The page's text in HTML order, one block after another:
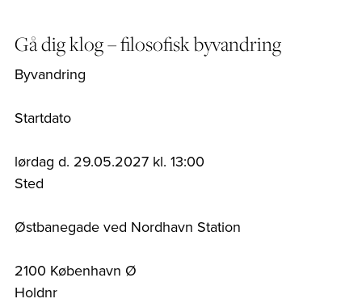
Gå dig klog – filosofisk byvandring
Byvandring
Startdato
lørdag d. 29.05.2027 kl. 13:00
Sted
Østbanegade ved Nordhavn Station
2100 København Ø
Holdnr